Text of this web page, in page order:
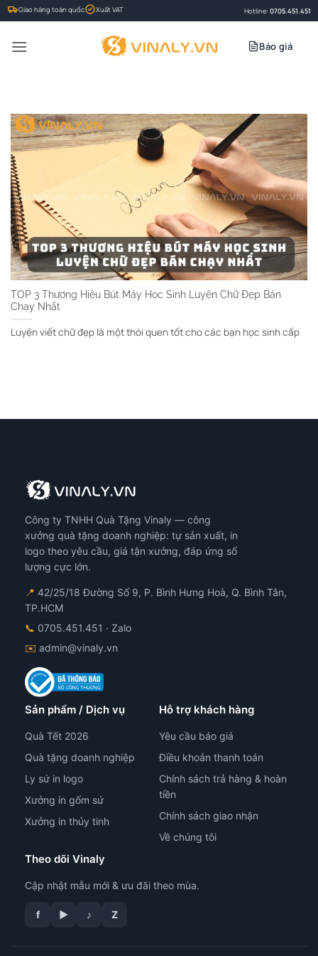
Bỏ
qua
nội
Giao hàng toàn quốc Xuất VAT Hotline: 0705.451.451
Báo giá
TOP 3 Thương Hiệu Bút Máy Học Sinh Luyện Chữ Đẹp Bán
Chạy Nhất
Luyện viết chữ đẹp là một thói quen tốt cho các bạn học sinh cấp
Công ty TNHH Quà Tặng Vinaly — công
xưởng quà tặng doanh nghiệp: tự sản xuất, in
logo theo yêu cầu, giá tận xưởng, đáp ứng số
lượng cực lớn.
📍 42/25/18 Đường Số 9, P. Bình Hưng Hoà, Q. Bình Tân,
TP.HCM
📞 0705.451.451 · Zalo
✉️ admin@vinaly.vn
Sản phẩm / Dịch vụ
Quà Tết 2026
Quà tặng doanh nghiệp
Ly sứ in logo
Xưởng in gốm sứ
Xưởng in thủy tinh
Hỗ trợ khách hàng
Yêu cầu báo giá
Điều khoản thanh toán
Chính sách trả hàng & hoàn
tiền
Chính sách giao nhận
Về chúng tôi
Theo dõi Vinaly
Cập nhật mẫu mới & ưu đãi theo mùa.
f ▶ ♪ Z